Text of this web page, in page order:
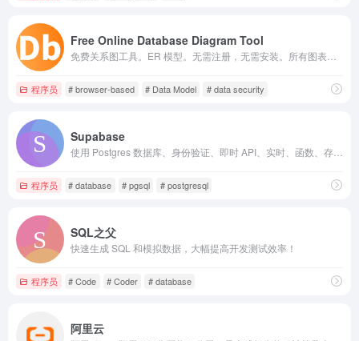
Free Online Database Diagram Tool
程序员 # browser-based # Data Model # data security
Supabase
程序员 # database # pgsql # postgresql
SQL之父
快速生成 SQL 和模拟数据，大幅提高开发测试效率！
程序员 # Code # Coder # database
阿里云